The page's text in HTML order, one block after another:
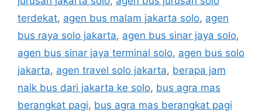
terdekat, agen bus malam jakarta solo, agen
bus raya solo jakarta, agen bus sinar jaya solo,
agen bus sinar jaya terminal solo, agen bus solo
jakarta, agen travel solo jakarta, berapa jam
naik bus dari jakarta ke solo, bus agra mas
berangkat pagi, bus agra mas berangkat pagi